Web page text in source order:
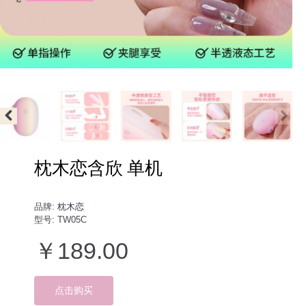
枕木恋含欣 单机
品牌: 枕木恋
型号: TW05C
￥189.00
点击购买